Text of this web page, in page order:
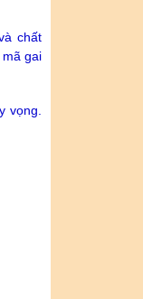
chất
gai
vọng.